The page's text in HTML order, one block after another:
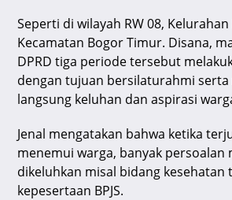
k
Seperti di wilayah RW 08,
Kecamatan Bogor Timur. Disana,
DPRD tiga periode tersebut
dengan tujuan bersilaturahmi
langsung keluhan dan aspirasi
Jenal mengatakan bahwa ketika
menemui warga, banyak persoalan
dikeluhkan misal bidang kesehatan
kepesertaan BPJS.